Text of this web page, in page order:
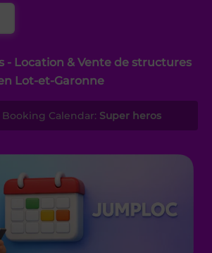
- Location & Vente de structures
Lot-et-Garonne
Booking Calendar: Super heros